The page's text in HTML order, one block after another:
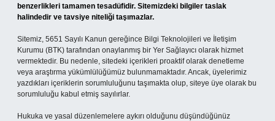
benzerlikleri tamamen tesadüfidir. Sitemizdeki bilgiler taslak
halindedir ve tavsiye niteliği taşımazlar.
Sitemiz, 5651 Sayılı Kanun gereğince Bilgi Teknolojileri ve İletişim
Kurumu (BTK) tarafından onaylanmış bir Yer Sağlayıcı olarak hizmet
vermektedir. Bu nedenle, sitedeki içerikleri proaktif olarak denetleme
veya araştırma yükümlülüğümüz bulunmamaktadır. Ancak, üyelerimiz
yazdıkları içeriklerin sorumluluğunu taşımakta olup, siteye üye olarak bu
sorumluluğu kabul etmiş sayılırlar.
Hukuka ve yasal düzenlemelere aykırı olduğunu düşündüğünüz